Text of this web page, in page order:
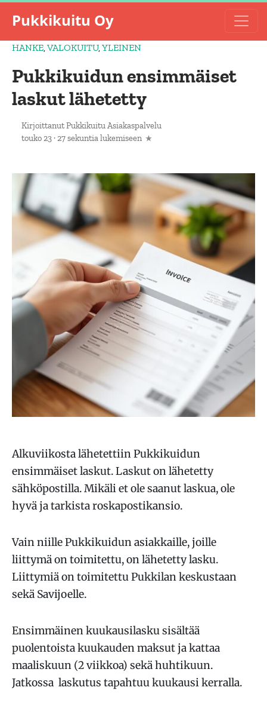
Pukkikuitu Oy
HANKE,VALOKUITU,YLEINEN
Pukkikuidun ensimmäiset
laskut lähetetty
KirjoittanutPukkikuitu Asiakaspalvelu
touko 23·27 sekuntia lukemiseen
Alkuviikosta lähetettiin Pukkikuidun
ensimmäiset laskut. Laskut on lähetetty
sähköpostilla. Mikäli et ole saanut laskua, ole
hyvä ja tarkista roskapostikansio.
Vain niille Pukkikuidun asiakkaille, joille
liittymä on toimitettu, on lähetetty lasku.
Liittymiä on toimitettu Pukkilan keskustaan
sekä Savijoelle.
Ensimmäinen kuukausilasku sisältää
puolentoista kuukauden maksut ja kattaa
maaliskuun (2 viikkoa) sekä huhtikuun.
Jatkossa laskutus tapahtuu kuukausi kerralla.